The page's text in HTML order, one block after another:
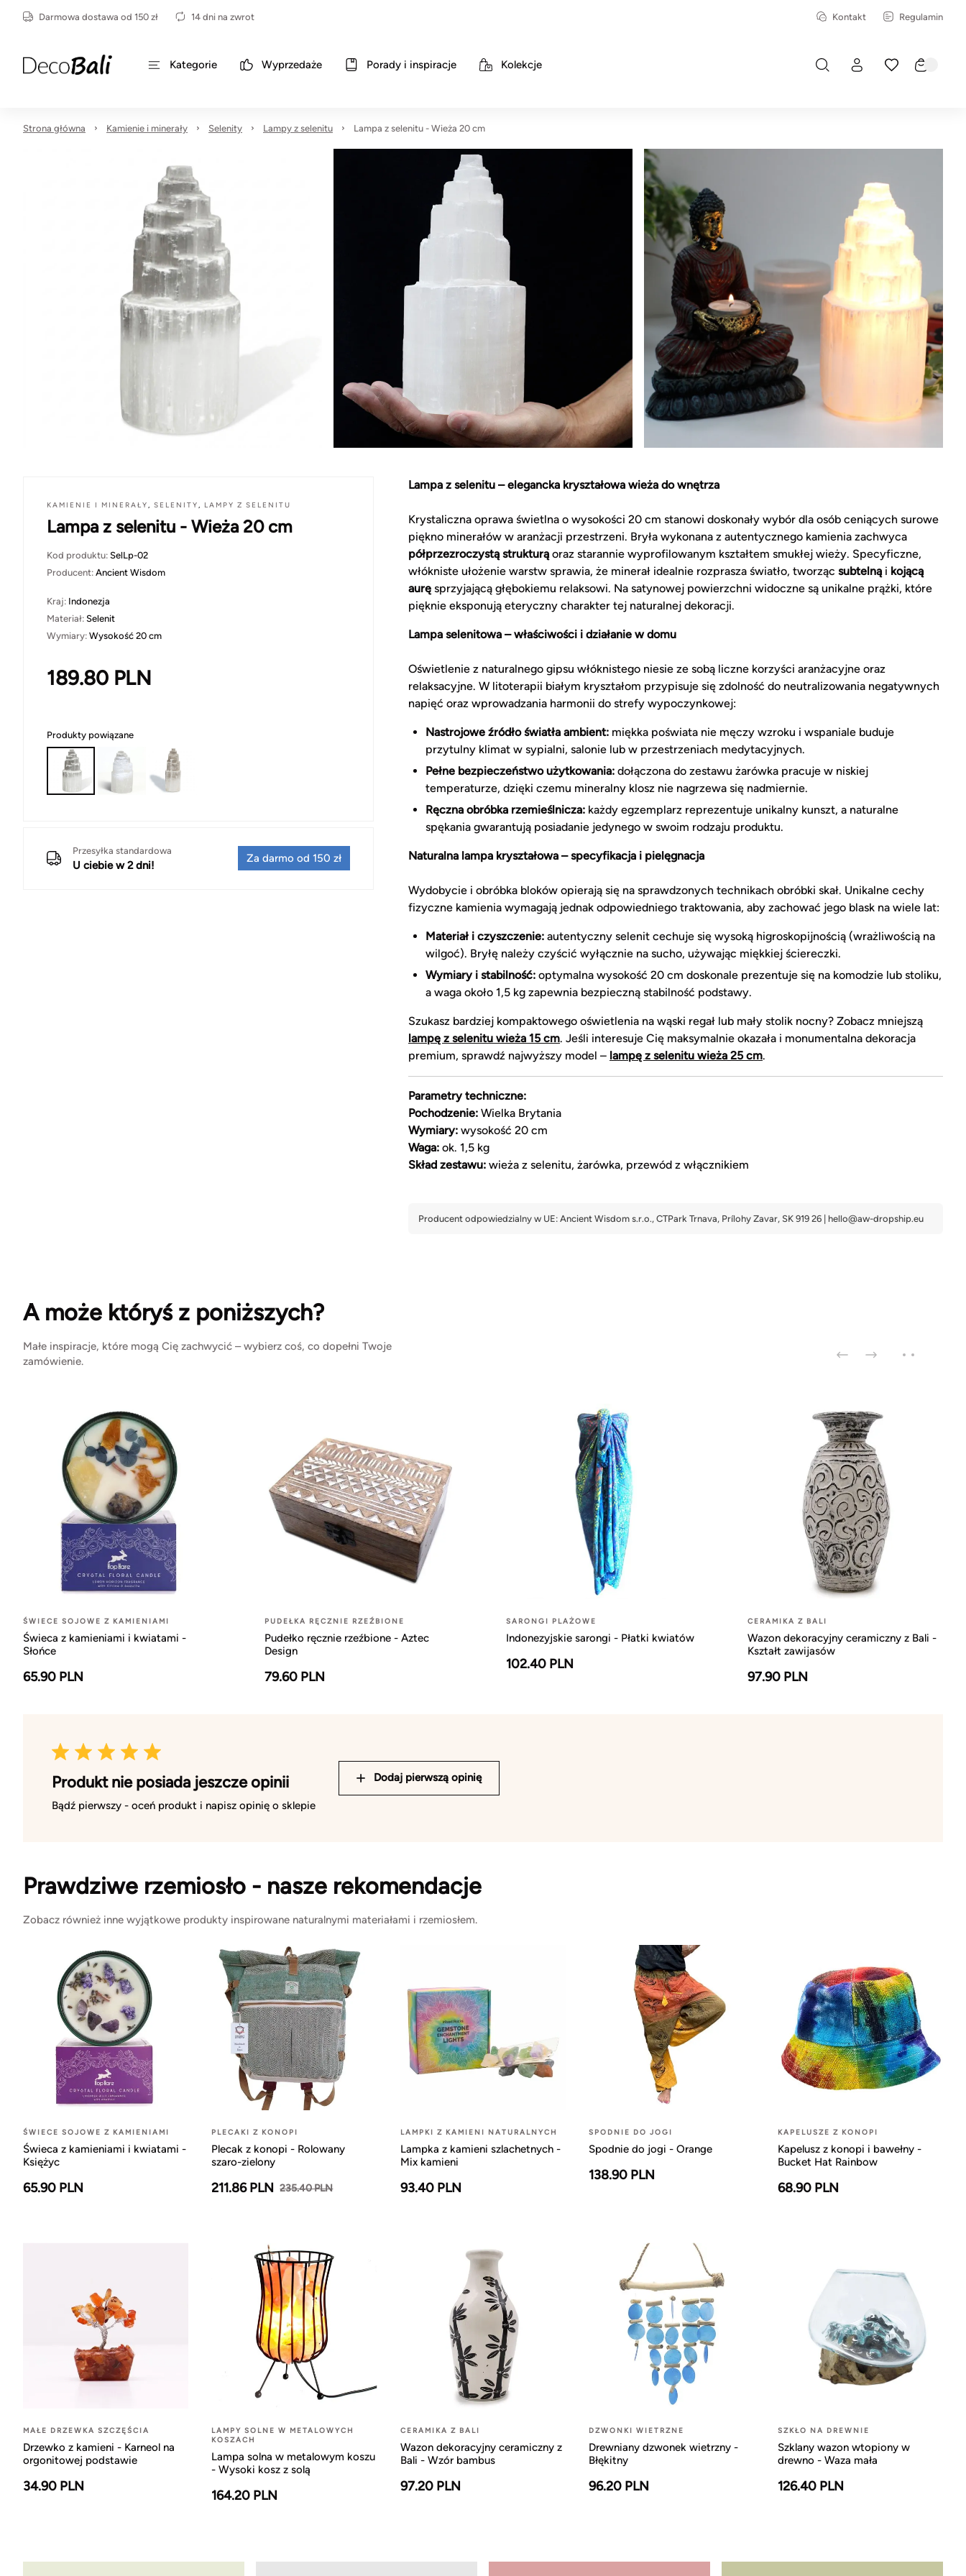
Darmowa dostawa od 150 zł 14 dni na zwrot Kontakt Regulamin
Kategorie Wyprzedaże Porady i inspiracje Kolekcje
Strona główna Kamienie i minerały Selenity Lampy z selenitu Lampa z selenitu - Wieża 20 cm
KAMIENIE I MINERAŁY, SELENITY, LAMPY Z SELENITU
Lampa z selenitu - Wieża 20 cm
Kod produktu: SelLp-02
Producent: Ancient Wisdom
Kraj: Indonezja
Materiał: Selenit
Wymiary: Wysokość 20 cm
189.80 PLN
Produkty powiązane
Przesyłka standardowa
U ciebie w 2 dni!
Za darmo od 150 zł
Lampa z selenitu – elegancka kryształowa wieża do wnętrza
Krystaliczna oprawa świetlna o wysokości 20 cm stanowi doskonały wybór dla osób ceniących surowe
piękno minerałów w aranżacji przestrzeni. Bryła wykonana z autentycznego kamienia zachwyca
półprzezroczystą strukturąoraz starannie wyprofilowanym kształtem smukłej wieży. Specyficzne,
włókniste ułożenie warstw sprawia, że minerał idealnie rozprasza światło, tworząc subtelnąi kojącą
aurę sprzyjającą głębokiemu relaksowi. Na satynowej powierzchni widoczne są unikalne prążki, które
pięknie eksponują eteryczny charakter tej naturalnej dekoracji.
Lampa selenitowa – właściwości i działanie w domu
Oświetlenie z naturalnego gipsu włóknistego niesie ze sobą liczne korzyści aranżacyjne oraz
relaksacyjne. W litoterapii białym kryształom przypisuje się zdolność do neutralizowania negatywnych
napięć oraz wprowadzania harmonii do strefy wypoczynkowej:
Nastrojowe źródło światła ambient: miękka poświata nie męczy wzroku i wspaniale buduje
przytulny klimat w sypialni, salonie lub w przestrzeniach medytacyjnych.
Pełne bezpieczeństwo użytkowania: dołączona do zestawu żarówka pracuje w niskiej
temperaturze, dzięki czemu mineralny klosz nie nagrzewa się nadmiernie.
Ręczna obróbka rzemieślnicza: każdy egzemplarz reprezentuje unikalny kunszt, a naturalne
spękania gwarantują posiadanie jedynego w swoim rodzaju produktu.
Naturalna lampa kryształowa – specyfikacja i pielęgnacja
Wydobycie i obróbka bloków opierają się na sprawdzonych technikach obróbki skał. Unikalne cechy
fizyczne kamienia wymagają jednak odpowiedniego traktowania, aby zachować jego blask na wiele lat:
Materiał i czyszczenie: autentyczny selenit cechuje się wysoką higroskopijnością (wrażliwością na
wilgoć). Bryłę należy czyścić wyłącznie na sucho, używając miękkiej ściereczki.
Wymiary i stabilność: optymalna wysokość 20 cm doskonale prezentuje się na komodzie lub stoliku,
a waga około 1,5 kg zapewnia bezpieczną stabilność podstawy.
Szukasz bardziej kompaktowego oświetlenia na wąski regał lub mały stolik nocny? Zobacz mniejszą
lampę z selenitu wieża 15 cm. Jeśli interesuje Cię maksymalnie okazała i monumentalna dekoracja
premium, sprawdź najwyższy model – lampę z selenitu wieża 25 cm.
Parametry techniczne:
Pochodzenie: Wielka Brytania
Wymiary: wysokość 20 cm
Waga: ok. 1,5 kg
Skład zestawu: wieża z selenitu, żarówka, przewód z włącznikiem
A może któryś z poniższych?
Małe inspiracje, które mogą Cię zachwycić – wybierz coś, co dopełni Twoje
zamówienie.
ŚWIECE SOJOWE Z KAMIENIAMI
Świeca z kamieniami i kwiatami -
Słońce
65.90 PLN
PUDEŁKA RĘCZNIE RZEŹBIONE
Pudełko ręcznie rzeźbione - Aztec
Design
79.60 PLN
SARONGI PLAŻOWE
Indonezyjskie sarongi - Płatki kwiatów
102.40 PLN
CERAMIKA Z BALI
Wazon dekoracyjny ceramiczny z Bali -
Kształt zawijasów
97.90 PLN
Produkt nie posiada jeszcze opinii
Bądź pierwszy - oceń produkt i napisz opinię o sklepie
Dodaj pierwszą opinię
Prawdziwe rzemiosło - nasze rekomendacje
Zobacz również inne wyjątkowe produkty inspirowane naturalnymi materiałami i rzemiosłem.
ŚWIECE SOJOWE Z KAMIENIAMI
Świeca z kamieniami i kwiatami -
Księżyc
65.90 PLN
PLECAKI Z KONOPI
Plecak z konopi - Rolowany
szaro-zielony
211.86 PLN 235.40 PLN
LAMPKI Z KAMIENI NATURALNYCH
Lampka z kamieni szlachetnych -
Mix kamieni
93.40 PLN
SPODNIE DO JOGI
Spodnie do jogi - Orange
138.90 PLN
KAPELUSZE Z KONOPI
Kapelusz z konopi i bawełny -
Bucket Hat Rainbow
68.90 PLN
MAŁE DRZEWKA SZCZĘŚCIA
Drzewko z kamieni - Karneol na
orgonitowej podstawie
34.90 PLN
LAMPY SOLNE W METALOWYCH
KOSZACH
Lampa solna w metalowym koszu
- Wysoki kosz z solą
164.20 PLN
CERAMIKA Z BALI
Wazon dekoracyjny ceramiczny z
Bali - Wzór bambus
97.20 PLN
DZWONKI WIETRZNE
Drewniany dzwonek wietrzny -
Błękitny
96.20 PLN
SZKŁO NA DREWNIE
Szklany wazon wtopiony w
drewno - Waza mała
126.40 PLN